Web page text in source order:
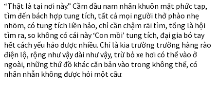
“Thật là tại nơi này.” Cầm đầu nam nhân khuôn mặt phức tạp,
tìm đến bách hợp tung tích, tất cả mọi người thở phào nhẹ
nhõm, có tung tích liền hảo, chỉ cần chậm rãi tìm, tổng là hội
tìm ra, so không có cái này ‘Con mồi’ tung tích, đại gia bó tay
hết cách yếu hảo được nhiều. Chỉ là kia trường trường hàng rào
điện lộ, rộng như vậy dài như vậy, trừ bỏ xe hơi có thể vào ở
ngoài, những thứ đồ khác căn bản vào trong không thể, có
nhân nhẫn không được hỏi một câu: